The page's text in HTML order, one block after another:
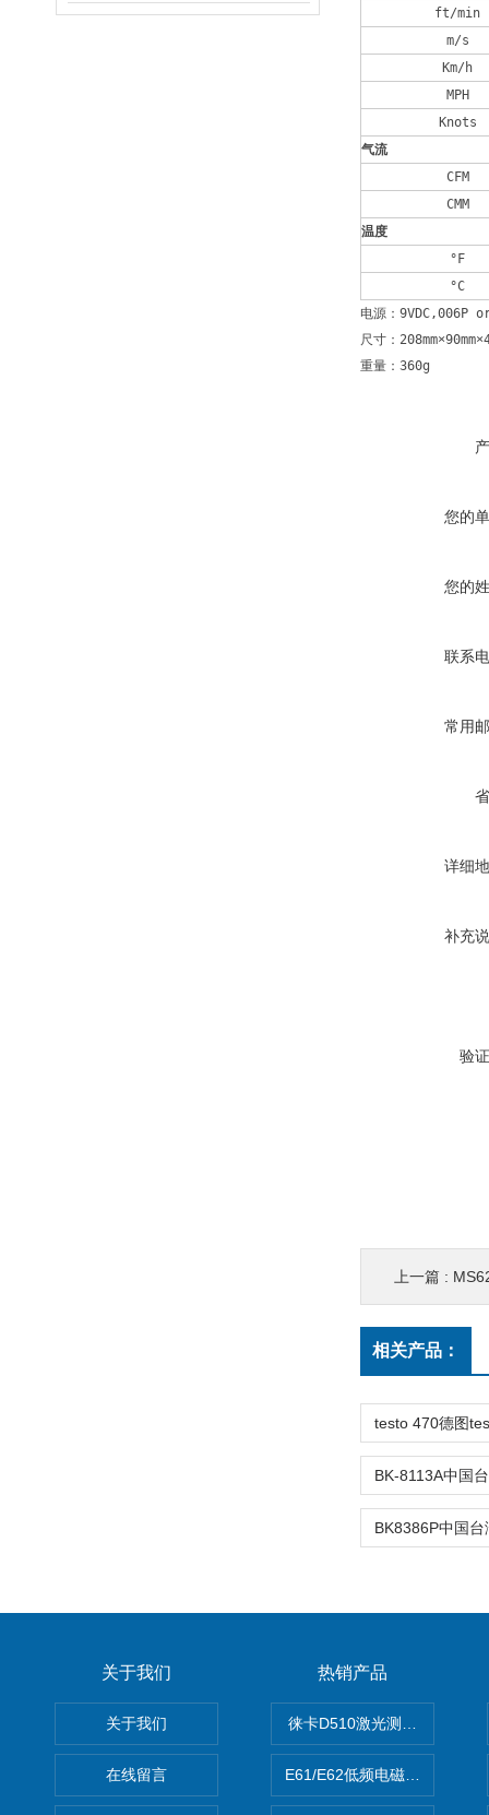
ft/min
m/s
Km/h
MPH
Knots
气流
CFM
CMM
温度
°F
°C
电源：9VDC,006P
尺寸：
重量：360g
您的
您的
联系
常用
详细
补充
验
上一篇 :
相关产品：
关于我们
关于我们
在线留言
热销产品
徕卡D510激光测距仪
E61/E62低频电磁场强度分析